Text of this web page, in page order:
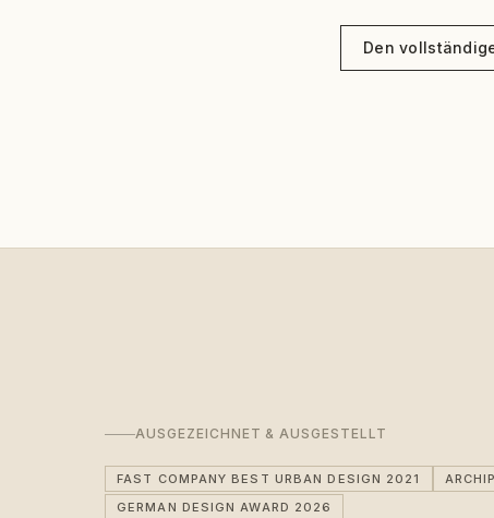
Den
AUSGEZEICHNET & AUSGESTELLT
FAST COMPANY BEST URBAN DESIGN 2021
GERMAN DESIGN AWARD 2026